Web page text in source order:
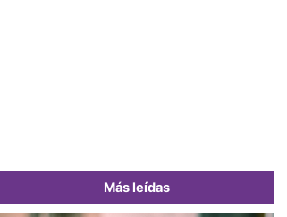
Más leídas